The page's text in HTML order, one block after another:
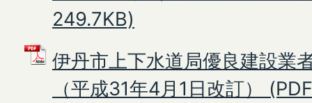
249.7KB)
伊丹市上下水道局優良建設業
（平成31年4月1日改訂）